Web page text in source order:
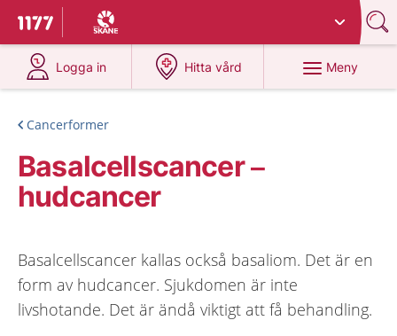
Till startsidan för 1177
Du har valt region
Logga in
på 1177.se
Hitta vård
på 1177.se
Meny
Cancerformer
Basalcellscancer –
hudcancer
Basalcellscancer kallas också basaliom. Det är en
form av hudcancer. Sjukdomen är inte
livshotande. Det är ändå viktigt att få behandling.